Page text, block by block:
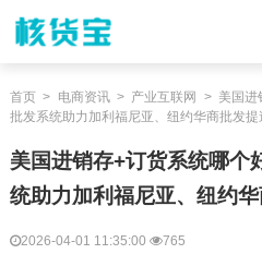
首页 电商资讯 产业互联网
美国进
批发系统助力加利福尼亚、纽约华商批发提
美国进销存+订货系统哪个
统助力加利福尼亚、纽约
2026-04-01 11:35:00 765